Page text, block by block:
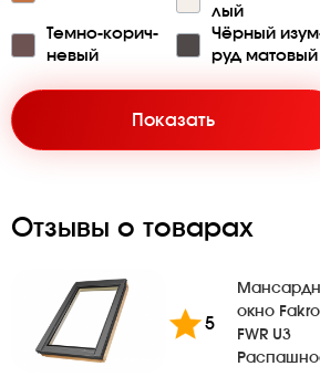
лый
Те­м­но-ко­ри­ч­
не­вый
Чё­р­ный
руд ма­то­вый
Показать
Отзывы о товарах
окно Fakro
FWR U3
5